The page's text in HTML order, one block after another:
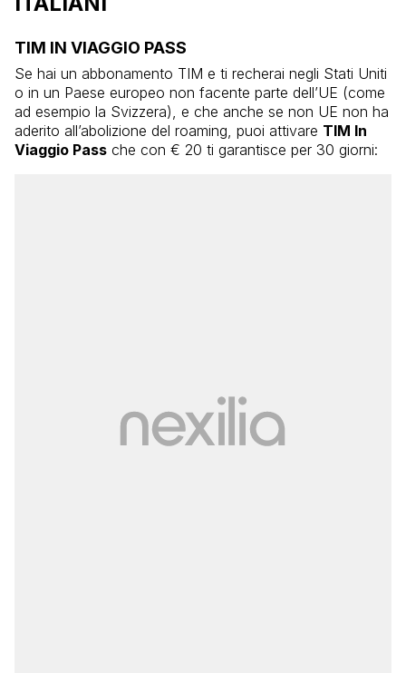
TIM IN VIAGGIO PASS
Se hai un abbonamento TIM e ti recherai negli Stati Uniti
o in un Paese europeo non facente parte dell’UE (come
ad esempio la Svizzera), e che anche se non UE non ha
aderito all’abolizione del roaming, puoi attivare TIM In
Viaggio Pass che con € 20 ti garantisce per 30 giorni: